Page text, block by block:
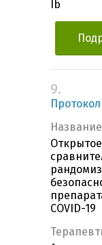
Ib
9.
COVID-19